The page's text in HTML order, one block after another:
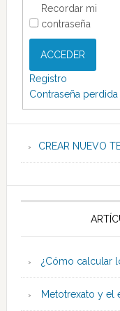
Recordar mi
contraseña
ACCEDER
Registro
Contraseña perdida
CREAR NUEVO
¿Cómo calcular
Metotrexato y el